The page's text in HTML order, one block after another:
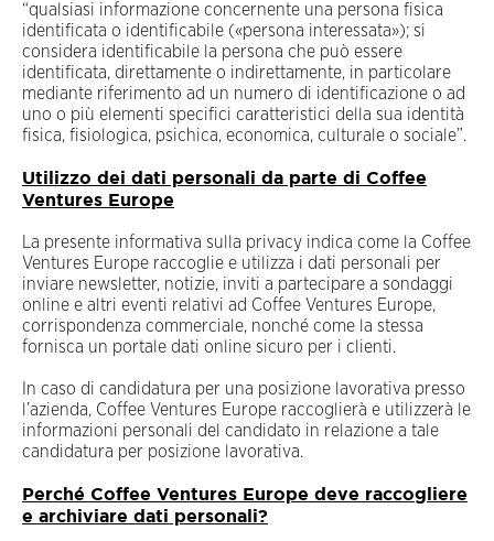
“qualsiasi informazione concernente una persona fisica
identificata o identificabile («persona interessata»); si
considera identificabile la persona che può essere
identificata, direttamente o indirettamente, in particolare
mediante riferimento ad un numero di identificazione o ad
uno o più elementi specifici caratteristici della sua identità
fisica, fisiologica, psichica, economica, culturale o sociale”.
Utilizzo dei dati personali da parte di Coffee
Ventures Europe
La presente informativa sulla privacy indica come la Coffee
Ventures Europe raccoglie e utilizza i dati personali per
inviare newsletter, notizie, inviti a partecipare a sondaggi
online e altri eventi relativi ad Coffee Ventures Europe,
corrispondenza commerciale, nonché come la stessa
fornisca un portale dati online sicuro per i clienti.
In caso di candidatura per una posizione lavorativa presso
l’azienda, Coffee Ventures Europe raccoglierà e utilizzerà le
informazioni personali del candidato in relazione a tale
candidatura per posizione lavorativa.
Perché Coffee Ventures Europe deve raccogliere
e archiviare dati personali?